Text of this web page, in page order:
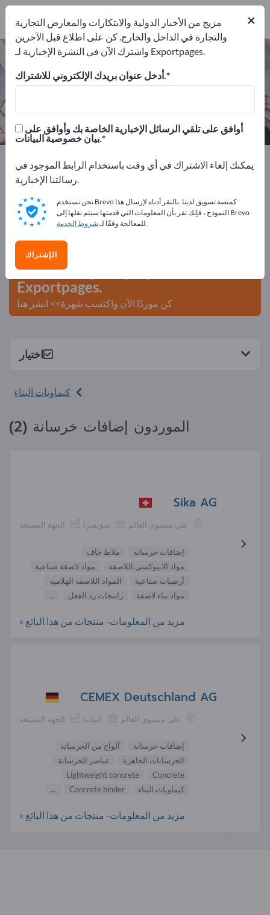
إضافات خرسانة – اعثر على الشركات
المصنعة والموردين
المصدرين2
2
Exportpages قسم الإنشاء
كيماويات البناء
إضافات خرسانة
أعلن مجانًا على Exportpages!
الاحتياجات – العروض – السلع المستعملة – جهات الاتصال
التجارية >> ابدأ من هنا
انشر شركتك ومنتجاتك على
Exportpages.
كن موردًا الآن واكتسب شهرة>> انشر هنا
اختيار
كيماويات البناء
الموردون إضافات خرسانة (2)
Sika AG
الجهة المصنعة سويسرا على مستوى العالم
إضافات خرسانة
ملاط جاف
مواد الايبوكسي اللاصقة
مواد لاصقة صناعية
أرضيات صناعية
المواد اللاصقة الهلامية
مواد بناء لاصقة
راتنجات رد الفعل ...
مزيد من المعلومات- منتجات من هذا البائع »
CEMEX Deutschland AG
الجهة المصنعة ألمانيا على مستوى العالم
إضافات خرسانة
ألواح من الخرسانة
الخرسانات الجاهزة
عناصر الخرسانة
Concrete
Lightweight concrete
كيماويات البناء
Concrete binder
...
مزيد من المعلومات- منتجات من هذا البائع »
×
مزيج من الأخبار الدولية والابتكارات والمعارض التجارية
والتجارة في الداخل والخارج. كن على اطلاع قبل الآخرين
واشترك الآن في النشرة الإخبارية لـ Exportpages.
أدخل عنوان بريدك الإلكتروني للاشتراك.
بيان خصوصية البيانات.
يمكنك إلغاء الاشتراك في أي وقت باستخدام الرابط الموجود في
رسالتنا الإخبارية.
نحن نستخدم Brevo كمنصة تسويق لدينا. بالنقر أدناه لإرسال هذا
النموذج ، فإنك تقر بأن المعلومات التي قدمتها سيتم نقلها إلى Brevo
للمعالجة وفقًا لـشروط الخدمة .
الإشتراك